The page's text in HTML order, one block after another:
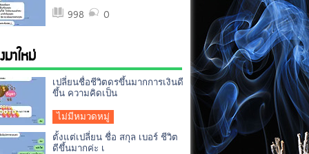
998 0
มาใหม่
เปลี่ยนชื่อชีวิตดรขึ้นมากการเงินดี
ขึ้น ความคิดเป็น
ไม่มีหมวดหมู่
ตั้งแต่เปลี่ยน ชื่อ สกุล เบอร์ ชีวิต
ดีขึ้นมากค่ะ เ